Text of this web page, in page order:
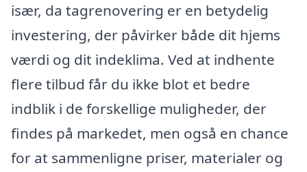
især, da tagrenovering er en betydelig
investering, der påvirker både dit hjems
værdi og dit indeklima. Ved at indhente
flere tilbud får du ikke blot et bedre
indblik i de forskellige muligheder, der
findes på markedet, men også en chance
for at sammenligne priser, materialer og